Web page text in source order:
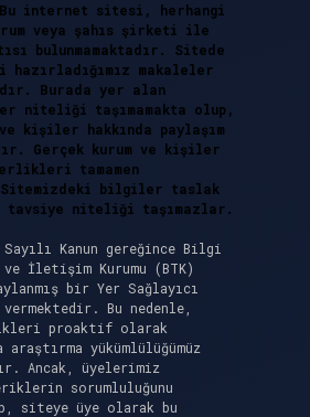
Bu internet sitesi, herhangi
veya şahıs şirketi ile
bulunmamaktadır. Sitede
hazırladığımız makaleler
Burada yer alan
niteliği taşımamakta olup,
kişiler hakkında paylaşım
Gerçek kurum ve kişiler
tamamen
bilgiler taslak
tavsiye niteliği taşımazlar.
Kanun gereğince Bilgi
İletişim Kurumu (BTK)
bir Yer Sağlayıcı
Bu nedenle,
proaktif olarak
araştırma yükümlülüğümüz
Ancak, üyelerimiz
sorumluluğunu
siteye üye olarak bu